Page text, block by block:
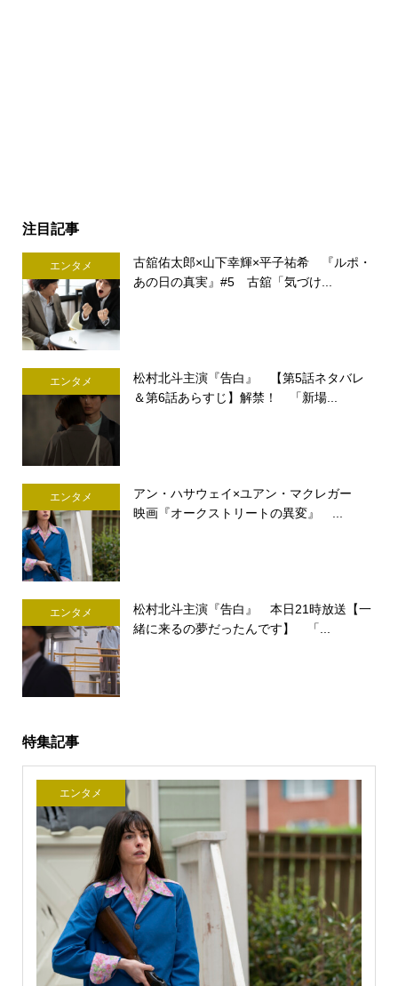
注目記事
エンタメ
古舘佑太郎×山下幸輝×平子祐希 『ルポ・
あの日の真実』#5 古舘「気づけ...
エンタメ
松村北斗主演『告白』 【第5話ネタバレ
＆第6話あらすじ】解禁！ 「新場...
エンタメ
アン・ハサウェイ×ユアン・マクレガー
映画『オークストリートの異変』 ...
エンタメ
松村北斗主演『告白』 本日21時放送【一
緒に来るの夢だったんです】 「...
特集記事
エンタメ